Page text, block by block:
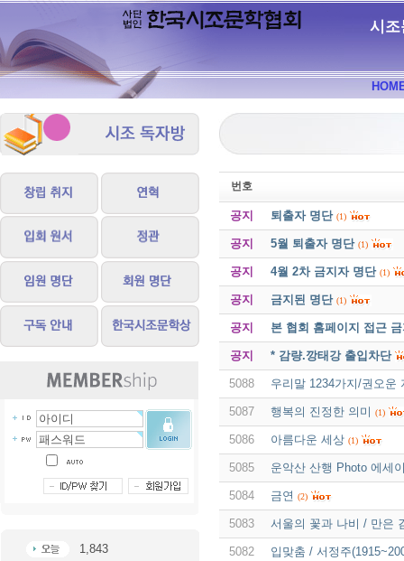
시조
1,843
번호
공지 퇴출자 명단 (1)
공지 5월 퇴출자 명단 (1)
공지 4월 2차 금지자 명단 (1)
공지 금지된 명단 (1)
공지 본 협회 홈페이지 접근
공지 * 감량.깡태강 출입차단
5088 우리말 1234가지/권오운
5087 행복의 진정한 의미 (1)
5086 아름다운 세상 (1)
5085 운악산 산행 Photo 에세
5084 금연 (2)
5083 서울의 꽃과 나비 / 만은
5082 입맞춤 / 서정주